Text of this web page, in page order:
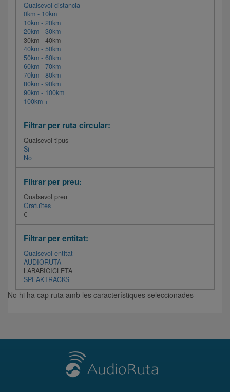
Qualsevol distancia
0km - 10km
10km - 20km
20km - 30km
30km - 40km
40km - 50km
50km - 60km
60km - 70km
70km - 80km
80km - 90km
90km - 100km
100km +
Filtrar per ruta circular:
Qualsevol tipus
Si
No
Filtrar per preu:
Qualsevol preu
Gratuïtes
€
Filtrar per entitat:
Qualsevol entitat
AUDIORUTA
LABABICICLETA
SPEAKTRACKS
No hi ha cap ruta amb les característiques seleccionades